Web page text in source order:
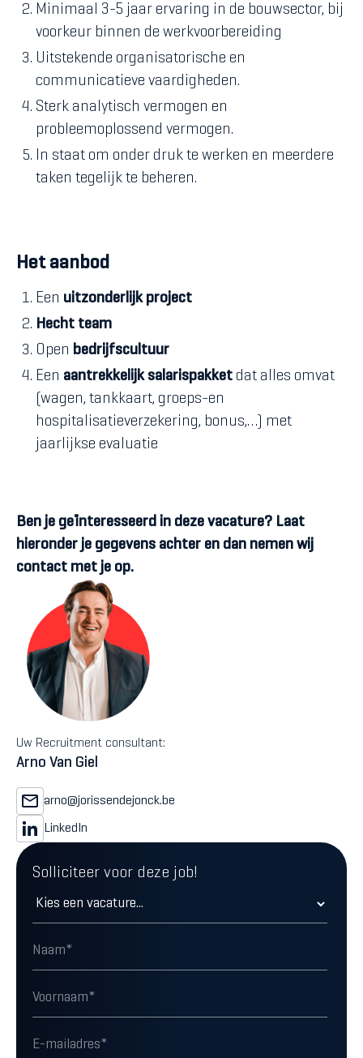
Minimaal 3-5 jaar ervaring in de bouwsector, bij
voorkeur binnen de werkvoorbereiding
Uitstekende organisatorische en
communicatieve vaardigheden.
Sterk analytisch vermogen en
probleemoplossend vermogen.
In staat om onder druk te werken en meerdere
taken tegelijk te beheren.
Het aanbod
Een uitzonderlijk project
Hecht team
Open bedrijfscultuur
Een aantrekkelijk salarispakket dat alles omvat
(wagen, tankkaart, groeps-en
hospitalisatieverzekering, bonus,…) met
jaarlijkse evaluatie
Ben je geïnteresseerd in deze vacature? Laat
hieronder je gegevens achter en dan nemen wij
contact met je op.
Uw Recruitment consultant:
Arno Van Giel
arno@jorissendejonck.be
LinkedIn
Solliciteer voor deze job!